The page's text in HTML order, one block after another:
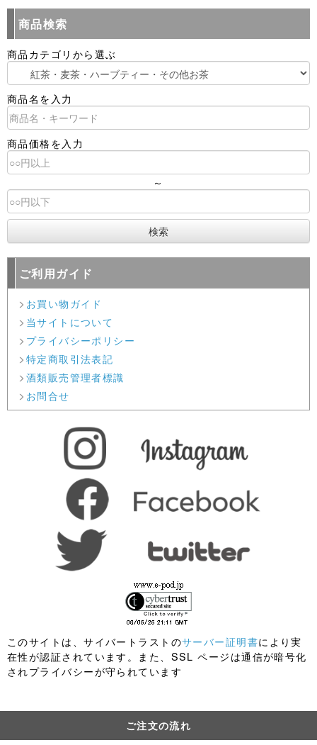
商品検索
商品カテゴリから選ぶ
商品名を入力
商品価格を入力
～
ご利用ガイド
お買い物ガイド
当サイトについて
プライバシーポリシー
特定商取引法表記
酒類販売管理者標識
お問合せ
このサイトは、サイバートラストのサーバー証明書により実
在性が認証されています。また、SSL ページは通信が暗号化
されプライバシーが守られています
ご注文の流れ